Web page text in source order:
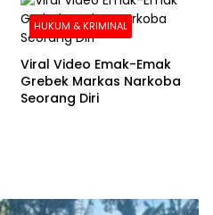
HUKUM & KRIMINAL
Viral Video Emak-Emak
Grebek Markas Narkoba
Seorang Diri